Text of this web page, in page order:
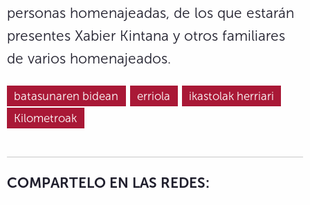
personas homenajeadas, de los que estarán
presentes Xabier Kintana y otros familiares
de varios homenajeados.
batasunaren bidean erriola
ikastolak herriari
Kilometroak
COMPARTELO EN LAS REDES: